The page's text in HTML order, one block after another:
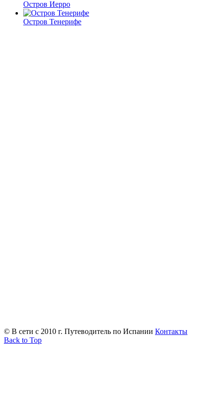
Остров Иерро
Остров Тенерифе
© В сети с 2010 г. Путеводитель по Испании Контакты
Back to Top